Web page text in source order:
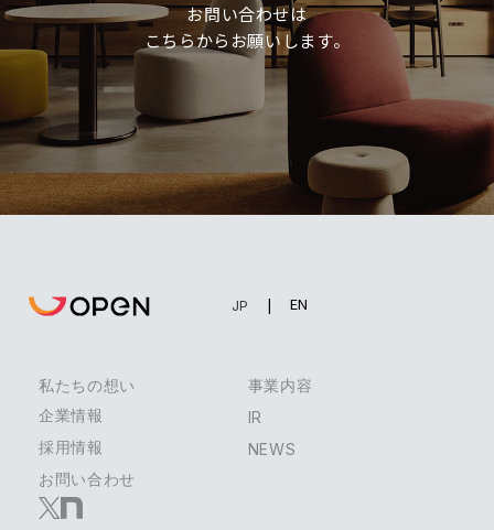
お問い合わせは
こちらからお願いします。
EN
JP
私たちの想い
事業内容
企業情報
IR
採用情報
NEWS
お問い合わせ